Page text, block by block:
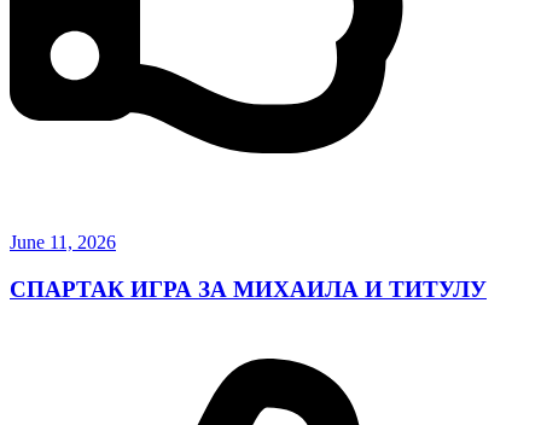
June 11, 2026
СПАРТАК ИГРА ЗА МИХАИЛА И ТИТУЛУ